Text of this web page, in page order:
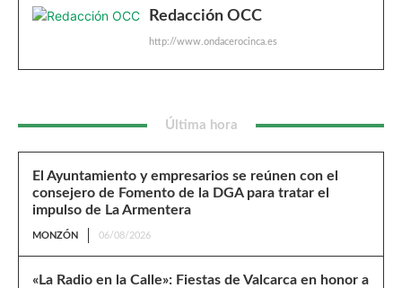
Redacción OCC
http://www.ondacerocinca.es
Última hora
El Ayuntamiento y empresarios se reúnen con el
consejero de Fomento de la DGA para tratar el
impulso de La Armentera
MONZÓN 06/08/2026
«La Radio en la Calle»: Fiestas de Valcarca en honor a